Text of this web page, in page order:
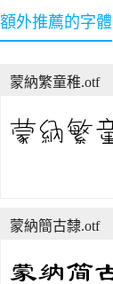
額外推薦的字體
蒙納繁童稚.otf
蒙納簡古隸.otf